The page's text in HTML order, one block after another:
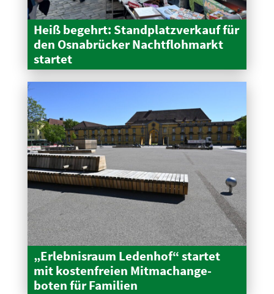
Heiß begehrt: Stand­platz­verkauf für
den Osnabrücker Nacht­floh­markt
startet
„Erleb­nisraum Ledenhof“ startet
mit kosten­freien Mitma­ch­an­ge­
boten für Familien